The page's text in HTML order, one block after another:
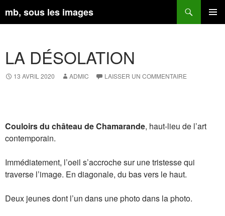
aumb, sous les images
LA DÉSOLATION
13 AVRIL 2020 ADMIC LAISSER UN COMMENTAIRE
Couloirs du château de Chamarande, haut-lieu de l’art
contemporain.
Immédiatement, l’oeil s’accroche sur une tristesse qui
traverse l’image. En diagonale, du bas vers le haut.
Deux jeunes dont l’un dans une photo dans la photo.